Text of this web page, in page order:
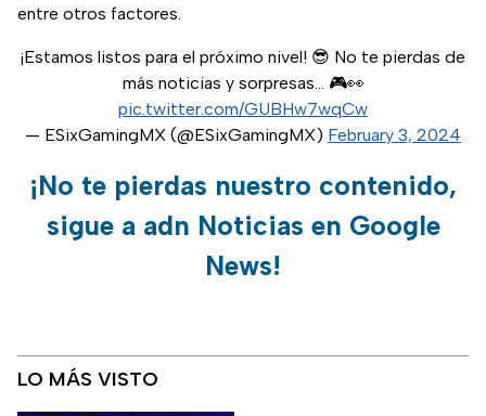
entre otros factores.
¡Estamos listos para el próximo nivel! 😎 No te pierdas de
más noticias y sorpresas... 🎮👀
pic.twitter.com/GUBHw7wqCw
— ESixGamingMX (@ESixGamingMX) February 3, 2024
¡No te pierdas nuestro contenido,
sigue a adn Noticias en Google
News!
LO MÁS VISTO